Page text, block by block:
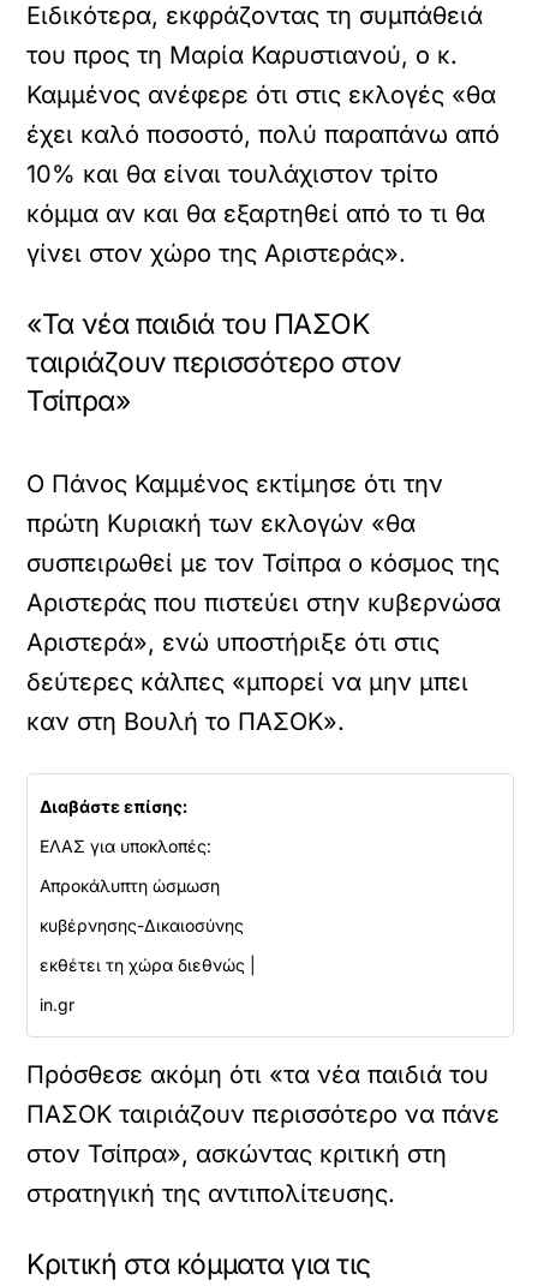
Ειδικότερα, εκφράζοντας τη συμπάθειά
του προς τη Μαρία Καρυστιανού, ο κ.
Καμμένος ανέφερε ότι στις εκλογές «θα
έχει καλό ποσοστό, πολύ παραπάνω από
10% και θα είναι τουλάχιστον τρίτο
κόμμα αν και θα εξαρτηθεί από το τι θα
γίνει στον χώρο της Αριστεράς».
«Τα νέα παιδιά του ΠΑΣΟΚ
ταιριάζουν περισσότερο στον
Τσίπρα»
Ο Πάνος Καμμένος εκτίμησε ότι την
πρώτη Κυριακή των εκλογών «θα
συσπειρωθεί με τον Τσίπρα ο κόσμος της
Αριστεράς που πιστεύει στην κυβερνώσα
Αριστερά», ενώ υποστήριξε ότι στις
δεύτερες κάλπες «μπορεί να μην μπει
καν στη Βουλή το ΠΑΣΟΚ».
Διαβάστε επίσης:
ΕΛΑΣ για υποκλοπές:
Απροκάλυπτη ώσμωση
κυβέρνησης-Δικαιοσύνης
εκθέτει τη χώρα διεθνώς |
in.gr
Πρόσθεσε ακόμη ότι «τα νέα παιδιά του
ΠΑΣΟΚ ταιριάζουν περισσότερο να πάνε
στον Τσίπρα», ασκώντας κριτική στη
στρατηγική της αντιπολίτευσης.
Κριτική στα κόμματα για τις